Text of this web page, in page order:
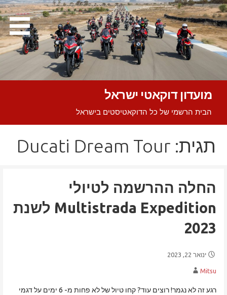
Skip
to
content
מועדון דוקאטי ישראל
הבית הרשמי של כל הדוקאטיסטים בישראל
תגית: Ducati Dream Tour
החלה ההרשמה לטיולי
Multistrada Expedition לשנת
2023
ינואר 22, 2023
Mitsu
רגע זה לא נגמר! רוצים עוד? קחו טיול של לא פחות מ- 6 ימים על דגמי